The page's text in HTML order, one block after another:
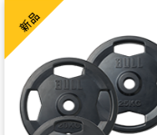
新品